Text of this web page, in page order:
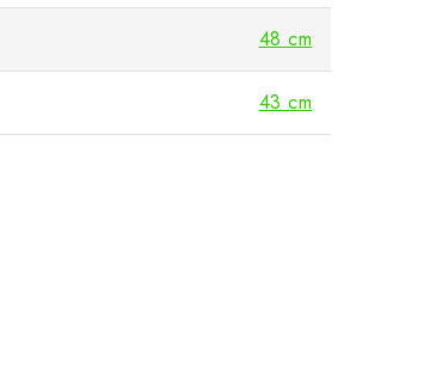
48 cm
43 cm